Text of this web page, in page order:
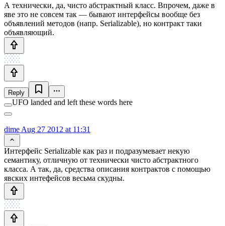
А технически, да, чисто абстрактный класс. Впрочем, даже в
яве это не совсем так — бывают интерфейсы вообще без
объявлений методов (напр. Serializable), но контракт таки
объявляющий.
Reply
UFO landed and left these words here
dime Aug 27 2012 at 11:31
Интерфейс Serializable как раз и подразумевает некую
семантику, отличную от технически чисто абстрактного
класса. А так, да, средства описания контрактов с помощью
явских интефейсов весьма скудны.